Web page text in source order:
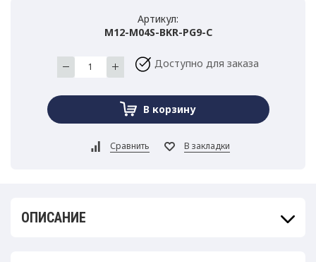
Артикул:
M12-M04S-BKR-PG9-C
Доступно для заказа
ОПИСАНИЕ